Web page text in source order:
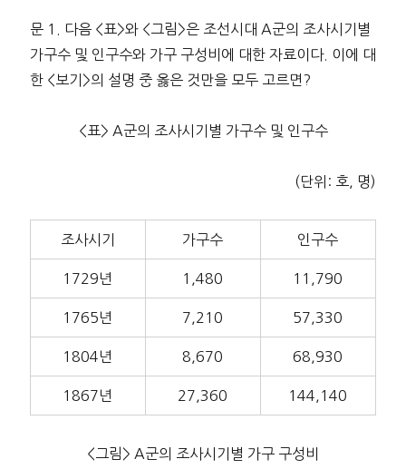
문 1. 다음 <표>와 <그림>은 조선시대 A군의 조사시기별
가구수 및 인구수와 가구 구성비에 대한 자료이다. 이에 대
한 <보기>의 설명 중 옳은 것만을 모두 고르면?
<표> A군의 조사시기별 가구수 및 인구수
(단위: 호, 명)
조사시기 가구수 인구수
1729년 1,480 11,790
1765년 7,210 57,330
1804년 8,670 68,930
1867년 27,360 144,140
<그림> A군의 조사시기별 가구 구성비